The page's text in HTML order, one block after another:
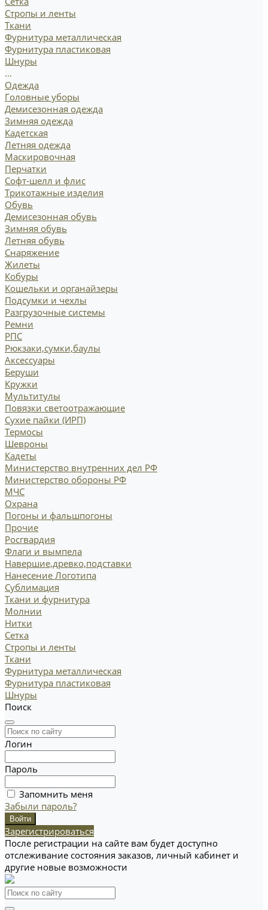
Стропы и ленты
Ткани
Фурнитура металлическая
Фурнитура пластиковая
Шнуры
...
Одежда
Головные уборы
Демисезонная одежда
Зимняя одежда
Кадетская
Летняя одежда
Маскировочная
Перчатки
Софт-шелл и флис
Трикотажные изделия
Обувь
Демисезонная обувь
Зимняя обувь
Летняя обувь
Снаряжение
Жилеты
Кобуры
Кошельки и органайзеры
Подсумки и чехлы
Разгрузочные системы
Ремни
РПС
Рюкзаки,сумки,баулы
Аксессуары
Беруши
Кружки
Мультитулы
Повязки светоотражающие
Сухие пайки (ИРП)
Термосы
Шевроны
Кадеты
Министерство внутренних дел РФ
Министерство обороны РФ
МЧС
Охрана
Погоны и фальшпогоны
Прочие
Росгвардия
Флаги и вымпела
Навершие,древко,подставки
Нанесение Логотипа
Сублимация
Ткани и фурнитура
Молнии
Нитки
Сетка
Стропы и ленты
Ткани
Фурнитура металлическая
Фурнитура пластиковая
Шнуры
Поиск
Логин
Пароль
Запомнить меня
Забыли пароль?
Зарегистрироваться
После регистрации на сайте вам будет доступно
отслеживание состояния заказов, личный кабинет и
другие новые возможности